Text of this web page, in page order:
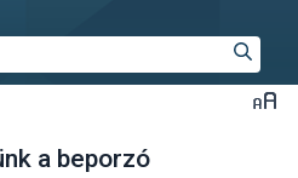
a beporzó